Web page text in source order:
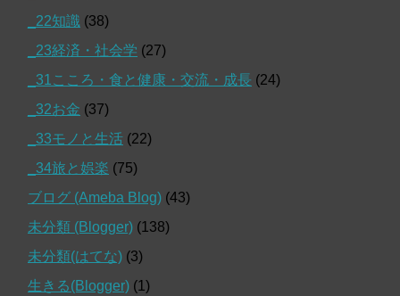
_22知識 (38)
_23経済・社会学 (27)
_31こころ・食と健康・交流・成長 (24)
_32お金 (37)
_33モノと生活 (22)
_34旅と娯楽 (75)
ブログ (Ameba Blog) (43)
未分類 (Blogger) (138)
未分類(はてな) (3)
生きる(Blogger) (1)